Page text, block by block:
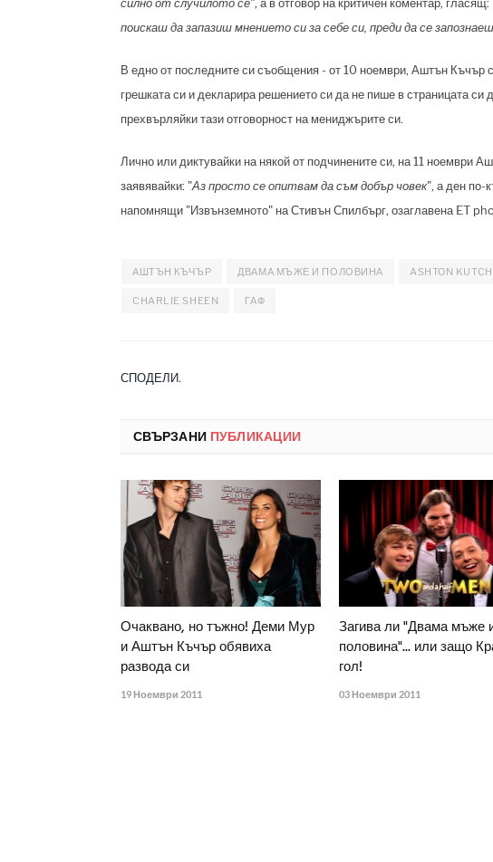
поискаш да запазиш мнението си за себе си, преди да се
В едно от последните си съобщения - от 10 ноември, Аштън Къчър
грешката си и декларира решението си да не пише в страницата си
прехвърляйки тази отговорност на мениджърите си.
Лично или диктувайки на някой от подчинените си, на 11 ноември
заявявайки: "Аз просто се опитвам да съм добър човек", а ден по-
напомнящи "Извънземното" на Стивън Спилбърг, озаглавена ET
АШТЪН КЪЧЪР ДВАМА МЪЖЕ И ПОЛОВИНА ASHTON
CHARLIE SHEEN ГАФ
СПОДЕЛИ.
СВЪРЗАНИ ПУБЛИКАЦИИ
Очаквано, но тъжно! Деми Мур
и Аштън Къчър обявиха
развода си
19 Ноември 2011
Загива ли "Двама мъже
половина"... или защо
гол!
03 Ноември 2011